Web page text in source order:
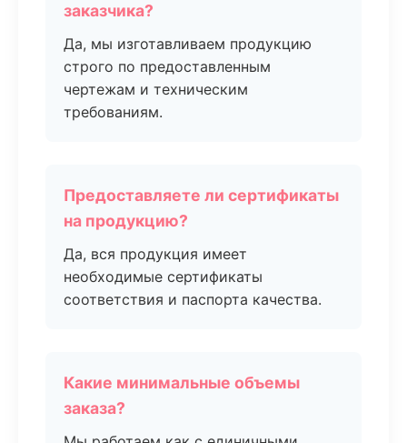
заказчика?
Да, мы изготавливаем продукцию
строго по предоставленным
чертежам и техническим
требованиям.
Предоставляете ли сертификаты
на продукцию?
Да, вся продукция имеет
необходимые сертификаты
соответствия и паспорта качества.
Какие минимальные объемы
заказа?